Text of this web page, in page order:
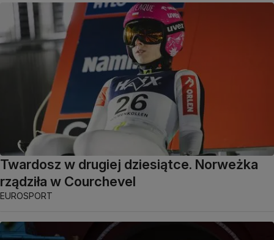
Twardosz w drugiej dziesiątce. Norweżka
rządziła w Courchevel
EUROSPORT